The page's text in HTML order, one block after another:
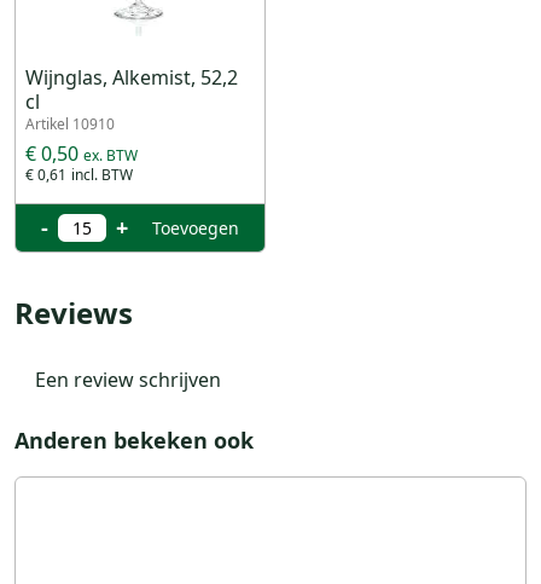
Wijnglas, Alkemist, 52,2
cl
Artikel 10910
€ 0,61
€ 0,50
- + Toevoegen
Reviews
Een review schrijven
Anderen bekeken ook